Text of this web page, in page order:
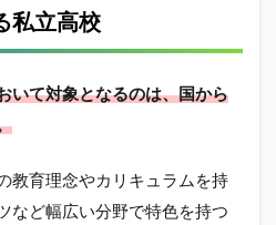
私立高校
いて対象となるのは、国から
教育理念やカリキュラムを持
など幅広い分野で特色を持つ